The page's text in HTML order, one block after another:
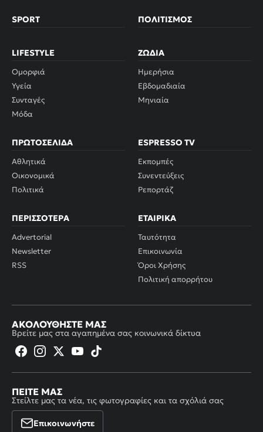
SPORT ΠΟΛΙΤΙΣΜΌΣ
LIFESTYLE
Ομορφιά
Υγεία
Συνταγές
Μόδα
ΖΏΔΙΑ
Ημερήσια
Εβδομαδιαία
Μηνιαία
ΠΡΩΤΟΣΈΛΙΔΑ
Αθλητικά
Οικονομικά
Πολιτικά
ESPRESSO TV
Εκπομπές
Συνεντεύξεις
Ρεπορτάζ
ΠΕΡΙΣΣΌΤΕΡΑ
Advertorial
Newsletter
RSS
ΕΤΑΙΡΙΚΆ
Ταυτότητα
Επικοινωνία
Όροι Χρήσης
Πολιτική απορρήτου
ΑΚΟΛΟΥΘΉΣΤΕ ΜΑΣ
Βρείτε μας στα αγαπημένα σας κοινωνικά δίκτυα
ΠΕΊΤΕ ΜΑΣ
Στείλτε μας τα νέα, τις φωτογραφίες και τα σχόλιά σας
Επικοινωνήστε